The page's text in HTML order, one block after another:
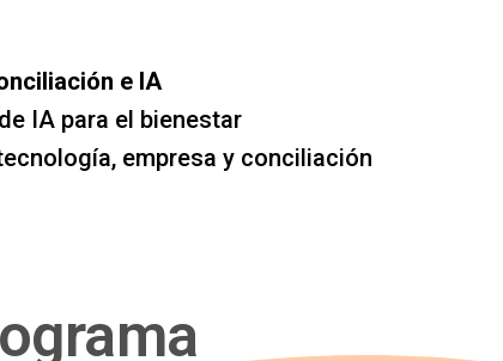
e IA
IA para el bienestar
empresa y conciliación